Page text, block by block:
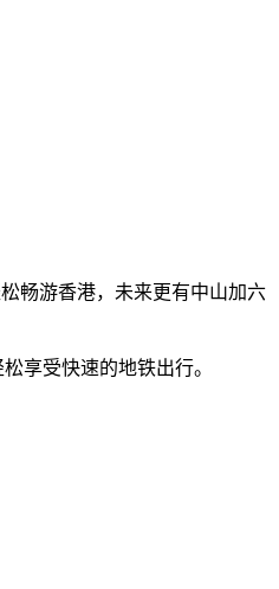
畅游香港，未来更有中山加六
享受快速的地铁出行。